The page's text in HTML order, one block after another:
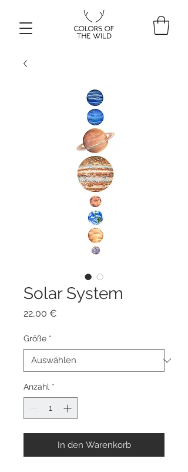
Solar System
22,00 €
Größe *
Anzahl *
In den Warenkorb